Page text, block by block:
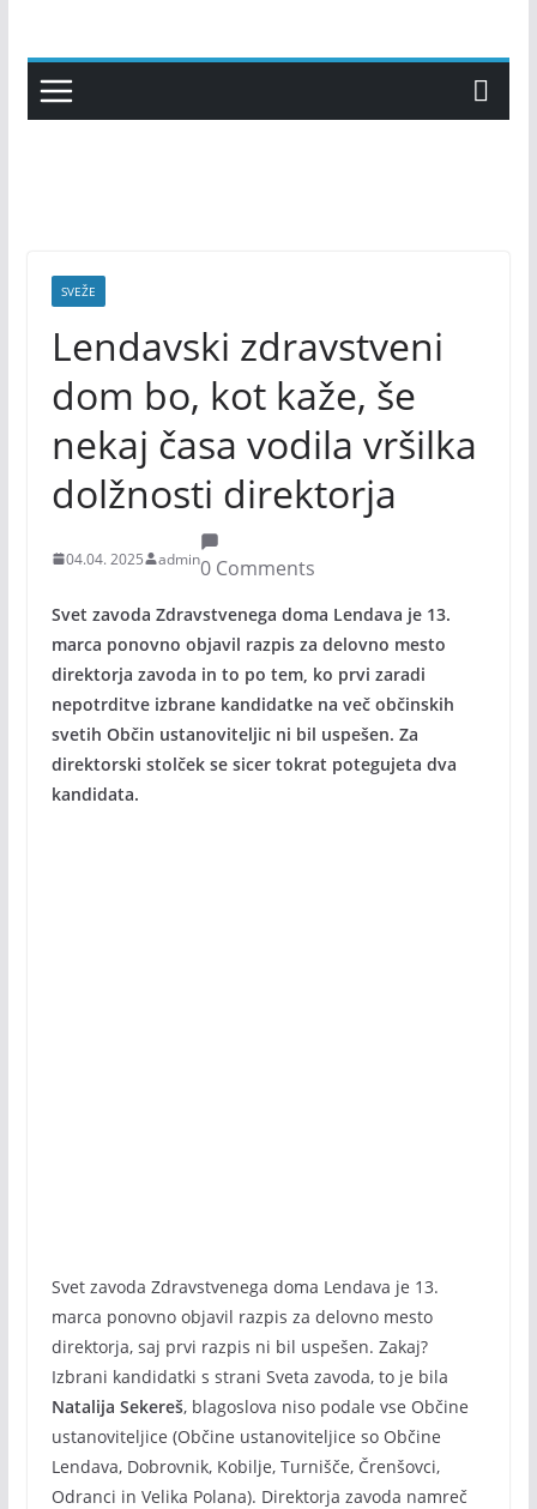
content
SVEŽE
Lendavski zdravstveni
dom bo, kot kaže, še
nekaj časa vodila vršilka
dolžnosti direktorja
04.04. 2025 admin0 Comments
Svet zavoda Zdravstvenega doma Lendava je 13.
marca ponovno objavil razpis za delovno mesto
direktorja zavoda in to po tem, ko prvi zaradi
nepotrditve izbrane kandidatke na več občinskih
svetih Občin ustanoviteljic ni bil uspešen. Za
direktorski stolček se sicer tokrat potegujeta dva
kandidata.
Svet zavoda Zdravstvenega doma Lendava je 13.
marca ponovno objavil razpis za delovno mesto
direktorja, saj prvi razpis ni bil uspešen. Zakaj?
Izbrani kandidatki s strani Sveta zavoda, to je bila
Natalija Sekereš, blagoslova niso podale vse Občine
ustanoviteljice (Občine ustanoviteljice so Občine
Lendava, Dobrovnik, Kobilje, Turnišče, Črenšovci,
Odranci in Velika Polana). Direktorja zavoda namreč